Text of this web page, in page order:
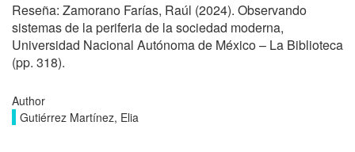
Reseña: Zamorano Farías, Raúl (2024). Observando
sistemas de la periferia de la sociedad moderna,
Universidad Nacional Autónoma de México – La Biblioteca
(pp. 318).
Author
Gutiérrez Martínez, Elia